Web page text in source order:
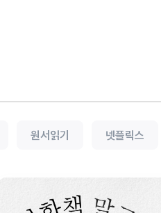
원서읽기 넷플릭스